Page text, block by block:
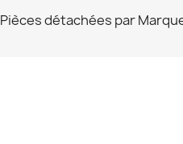
Pièces détachées par